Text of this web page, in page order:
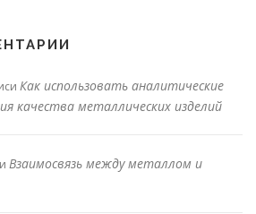
Как использовать аналитические
качества металлических изделий
Взаимосвязь между металлом и